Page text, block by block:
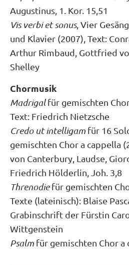
Augustinus, 1. Kor. 15,51
Vis verbi et sonus, Vier
und Klavier (2007), Text:
Arthur Rimbaud, Gottfried
Shelley
Chormusik
Madrigalfür gemischten
Text: Friedrich Nietzsche
Credo ut intelligam für 16
gemischten Chor a cappella
von Canterbury, Laudse,
Friedrich Hölderlin, Joh. 3,8
Threnodiefür gemischten
Texte (lateinisch): Blaise
Grabinschrift der Fürstin
Wittgenstein
Psalm für gemischten Chor a